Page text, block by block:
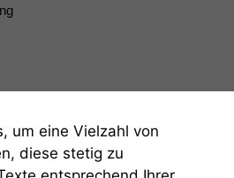
um eine Vielzahl von
diese stetig zu
Einige
Funktionen auf
dieser Website